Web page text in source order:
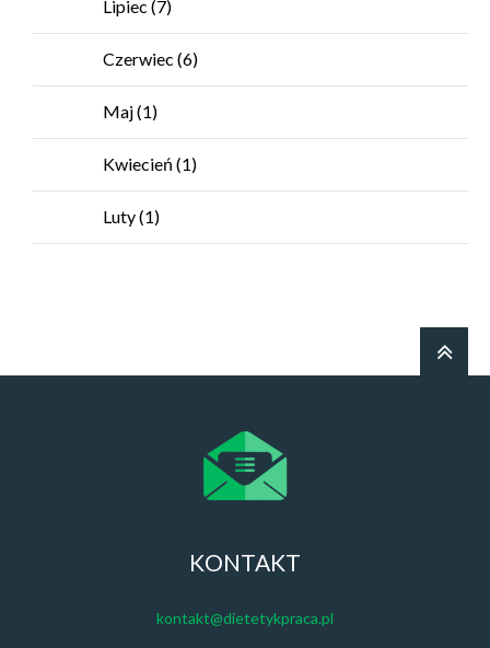
Lipiec (7)
Czerwiec (6)
Maj(1)
Kwiecień (1)
Luty(1)
KONTAKT
kontakt@dietetykpraca.pl